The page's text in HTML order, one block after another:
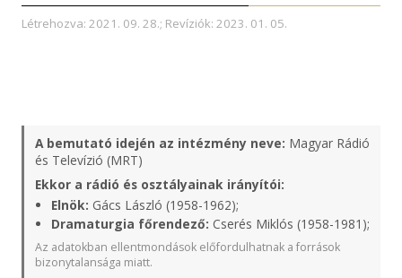
Létrehozva: 2021. 09. 28.; Revíziók: 2023. 01. 05.
A bemutató idején az intézmény neve: Magyar Rádió
és Televízió (MRT)
Ekkor a rádió és osztályainak irányítói:
Elnök: Gács László (1958-1962);
Dramaturgia főrendező: Cserés Miklós (1958-1981);
Az adatokban ellentmondások előfordulhatnak a források
bizonytalansága miatt.